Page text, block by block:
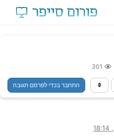
301
התחבר בכדי לפרסם תגובה